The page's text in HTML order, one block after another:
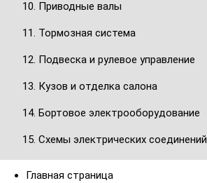
10. Приводные валы
11. Тормозная система
12. Подвеска и рулевое управление
13. Кузов и отделка салона
14. Бортовое электрооборудование
15. Схемы электрических соединений
Главная страница